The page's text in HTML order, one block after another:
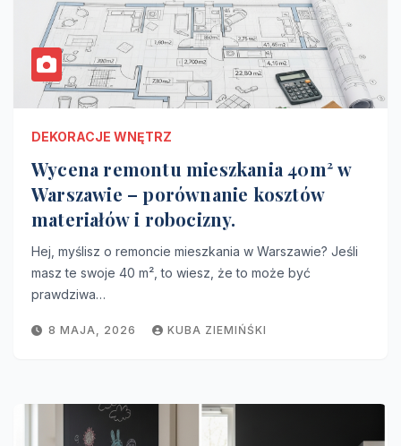
DEKORACJE WNĘTRZ
Wycena remontu mieszkania 40m² w
Warszawie – porównanie kosztów
materiałów i robocizny.
Hej, myślisz o remoncie mieszkania w Warszawie? Jeśli
masz te swoje 40 m², to wiesz, że to może być
prawdziwa…
8 MAJA, 2026 KUBA ZIEMIŃŚKI